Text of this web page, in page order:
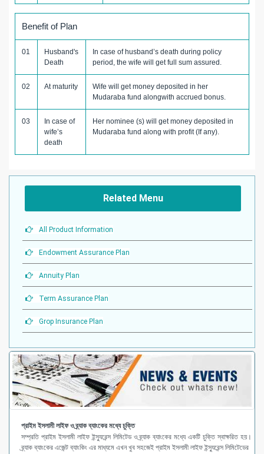
Benefit of Plan
01
Husband's
Death
In case of husband’s death during policy
period, the wife will get full sum assured.
02 At maturity
Wife will get money deposited in her
Mudaraba fund alongwith accrued bonus.
03
In case of
wife’s
death
Her nominee (s) will get money deposited in
Mudaraba fund along with profit (If any).
Related Menu
All Product Information
Endowment Assurance Plan
Annuity Plan
Term Assurance Plan
Grop Insurance Plan
প্রাইম ইসলামী লাইফ ও ব্র্যাক ব্যাংকের মধ্যে চুক্তি
সম্প্রতি প্রাইম ইসলামী লাইফ ইন্স্যুরেন্স লিমিটেড ও ব্র্যাক ব্যাংকের মধ্যে একটি চুক্তি স্বাক্ষরিত হয়।
ব্র্যাক ব্যাংকের এজেন্ট ব্যাংকিং এর মাধ্যমে এখন খুব সহজেই প্রাইম ইসলামী লাইফ ইন্স্যুরেন্স লিমিটেডের